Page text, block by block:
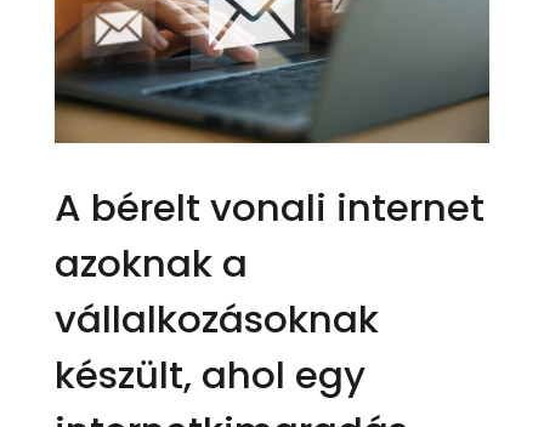
A bérelt vonali internet
azoknak a
vállalkozásoknak
készült, ahol egy